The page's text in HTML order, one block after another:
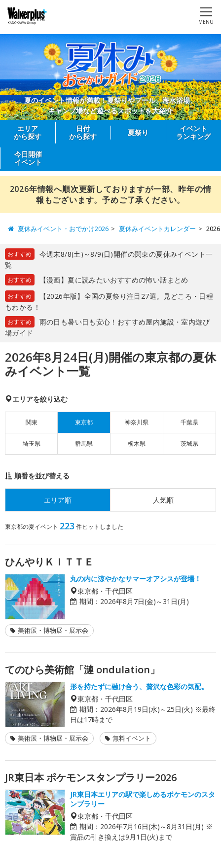
MENU
夏のイベント情報が満載！夏祭りやプール、海水浴場、
キャンプ場など遊べるスポットを大紹介
エリア
から探す
日付
から探す
夏祭り
イベント
ランキング
今日開催
イベント
2026年情報へ順次更新しておりますが一部、昨年の情
報もございます。予めご了承ください。
夏休みイベント・おでかけ2026 夏休みイベントカレンダー
おすすめ
今週末8/8(土)～8/9(日)開催の関東の夏休みイベント一
覧
おすすめ 【漫画】夏に読みたいおすすめの怖い話まとめ
おすすめ
【2026年版】全国の夏祭り注目27選。見どころ・日程
もわかる！
おすすめ
雨の日も暑い日も安心！おすすめ屋内施設・室内遊び
場ガイド
2026年8月24日(月)開催の東京都の夏休
みイベント一覧
エリアを絞り込む
関東 東京都 神奈川県 千葉県
埼玉県 群馬県 栃木県 茨城県
順番を並び替える
エリア順 人気順
東京都の夏イベント 223 件ヒットしました
ひんやりＫＩＴＴＥ
丸の内に涼やかなサマーオアシスが登場！
東京都・千代田区
期間： 2026年8月7日(金)～31日(月)
美術展・博物展・展示会
てのひら美術館「漣 ondulation」
形を持たずに融け合う、贅沢な色彩の気配。
東京都・千代田区
期間： 2026年8月19日(水)～25日(火) ※最終
日は17時まで
美術展・博物展・展示会 無料イベント
JR東日本 ポケモンスタンプラリー2026
JR東日本エリアの駅で楽しめるポケモンのスタ
ンプラリー
東京都・千代田区
期間： 2026年7月16日(木)～8月31日(月) ※
賞品の引き換えは9月1日(火)まで